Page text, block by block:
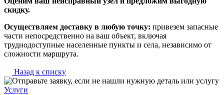
скидку.
Осуществляем доставку в любую точку: привезем запасные
части непосредственно на ваш объект, включая
труднодоступные населенные пункты и села, независимо от
сложности маршрута.
Назад к списку
Услуги